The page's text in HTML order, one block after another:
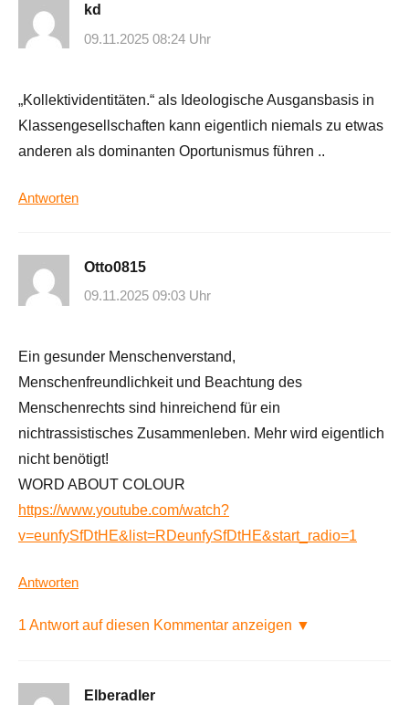
kd
09.11.2025 08:24 Uhr
„Kollektividentitäten.“ als Ideologische Ausgansbasis in
Klassengesellschaften kann eigentlich niemals zu etwas
anderen als dominanten Oportunismus führen ..
Antworten
Otto0815
09.11.2025 09:03 Uhr
Ein gesunder Menschenverstand,
Menschenfreundlichkeit und Beachtung des
Menschenrechts sind hinreichend für ein
nichtrassistisches Zusammenleben. Mehr wird eigentlich
nicht benötigt!
WORD ABOUT COLOUR
https://www.youtube.com/watch?
v=eunfySfDtHE&list=RDeunfySfDtHE&start_radio=1
Antworten
1 Antwort auf diesen Kommentar anzeigen ▼
Elberadler